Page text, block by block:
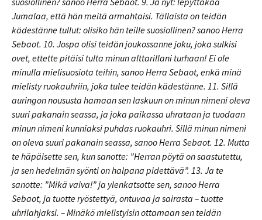
Jumalaa, että hän meitä armahtaisi. Tällaista on teidän
kädestänne tullut: olisiko hän teille suosiollinen? sanoo Herra
Sebaot. 10. Jospa olisi teidän joukossanne joku, joka sulkisi
ovet, ettette pitäisi tulta minun alttarillani turhaan! Ei ole
minulla mielisuosiota teihin, sanoo Herra Sebaot, enkä minä
mielisty ruokauhriin, joka tulee teidän kädestänne. 11. Sillä
auringon noususta hamaan sen laskuun on minun nimeni oleva
suuri pakanain seassa, ja joka paikassa uhrataan ja tuodaan
minun nimeni kunniaksi puhdas ruokauhri. Sillä minun nimeni
on oleva suuri pakanain seassa, sanoo Herra Sebaot. 12. Mutta
te häpäisette sen, kun sanotte: ”Herran pöytä on saastutettu,
ja sen hedelmän syönti on halpana pidettävä”. 13. Ja te
sanotte: ”Mikä vaiva!” ja ylenkatsotte sen, sanoo Herra
Sebaot, ja tuotte ryöstettyä, ontuvaa ja sairasta – tuotte
uhrilahjaksi. – Minäkö mielistyisin ottamaan sen teidän